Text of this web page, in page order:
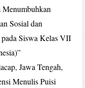
Menumbuhkan
Sosial dan
Siswa Kelas VII
Jawa Tengah,
Menulis Puisi